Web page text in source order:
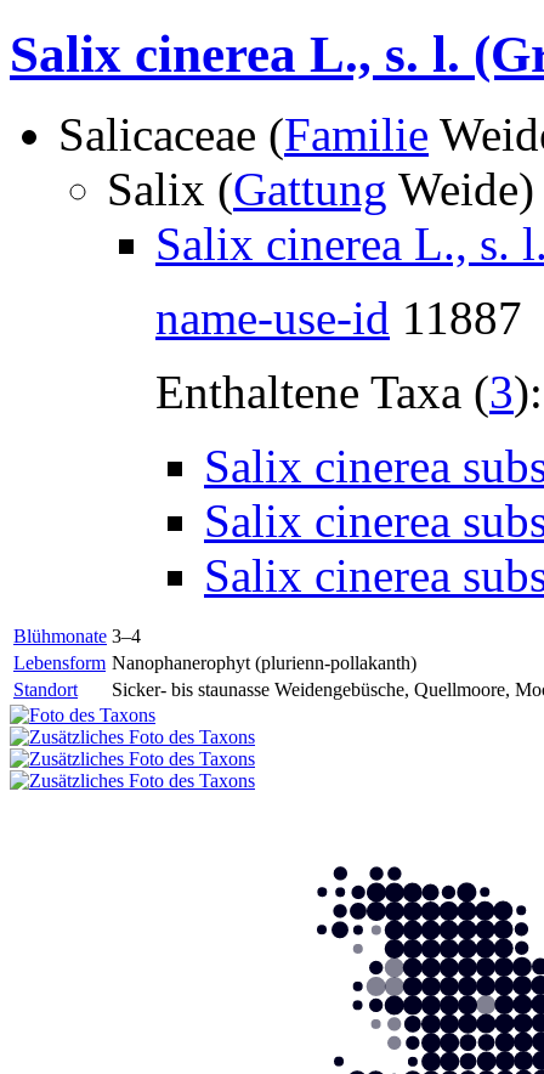
Salix cinerea L., s. l.
Salicaceae (Familie
Salix (Gattung
Salix cinerea L., s.
name-use-id 11887
Enthaltene Taxa (3):
Salix cinerea
Salix cinerea
Salix cinerea
Blühmonate 3–4
Lebensform Nanophanerophyt (plurienn-pollakanth)
Standort
Sicker- bis staunasse Weidengebüsche, Quellmoore,